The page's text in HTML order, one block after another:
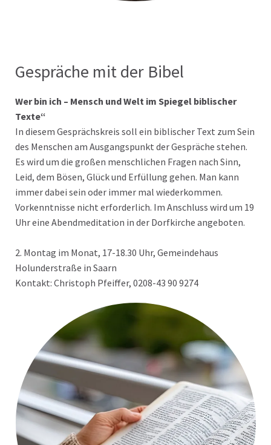
Gespräche mit der Bibel
Wer bin ich – Mensch und Welt im Spiegel biblischer
Texte“
In diesem Gesprächskreis soll ein biblischer Text zum Sein
des Menschen am Ausgangspunkt der Gespräche stehen.
Es wird um die großen menschlichen Fragen nach Sinn,
Leid, dem Bösen, Glück und Erfüllung gehen. Man kann
immer dabei sein oder immer mal wiederkommen.
Vorkenntnisse nicht erforderlich. Im Anschluss wird um 19
Uhr eine Abendmeditation in der Dorfkirche angeboten.
2. Montag im Monat, 17-18.30 Uhr, Gemeindehaus
Holunderstraße in Saarn
Kontakt: Christoph Pfeiffer, 0208-43 90 9274